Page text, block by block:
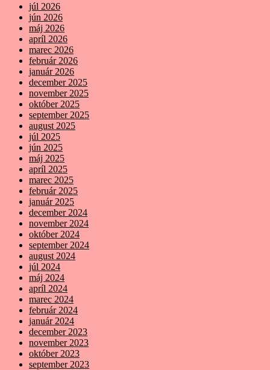
júl 2026
jún 2026
máj 2026
apríl 2026
marec 2026
február 2026
január 2026
december 2025
november 2025
október 2025
september 2025
august 2025
júl 2025
jún 2025
máj 2025
apríl 2025
marec 2025
február 2025
január 2025
december 2024
november 2024
október 2024
september 2024
august 2024
júl 2024
máj 2024
apríl 2024
marec 2024
február 2024
január 2024
december 2023
november 2023
október 2023
september 2023